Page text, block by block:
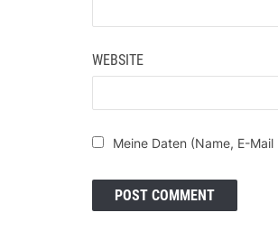
WEBSITE
Meine Daten (Name, E-